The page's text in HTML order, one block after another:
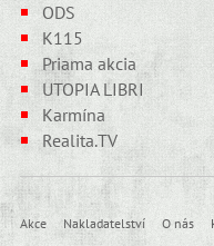
ODS
K115
Priama akcia
UTOPIA LIBRI
Karmína
Realita.TV
Akce Nakladatelství O nás